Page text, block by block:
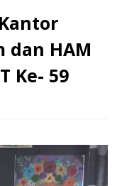
dan HAM
Ke- 59